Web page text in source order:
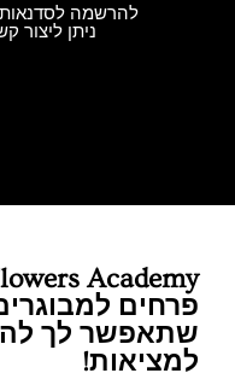
להרשמה לסדנאות
ניתן ליצור קשר ב -
פרחים
שתאפשר לך
למציאות!